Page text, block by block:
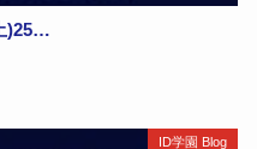
)25…
ID学園 Blog